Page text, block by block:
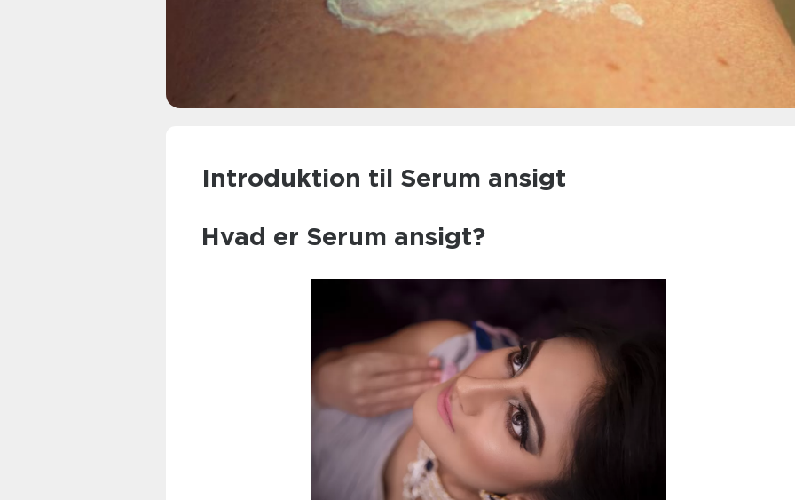
Introduktion til Serum ansigt
Hvad er Serum ansigt?